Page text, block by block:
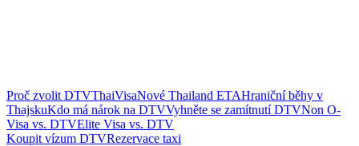
Proč zvolit DTVThaiVisaNové Thailand ETAHraniční běhy v
ThajskuKdo má nárok na DTVVyhněte se zamítnutí DTVNon O-
Visa vs. DTVElite Visa vs. DTV
Koupit vízum DTVRezervace taxi